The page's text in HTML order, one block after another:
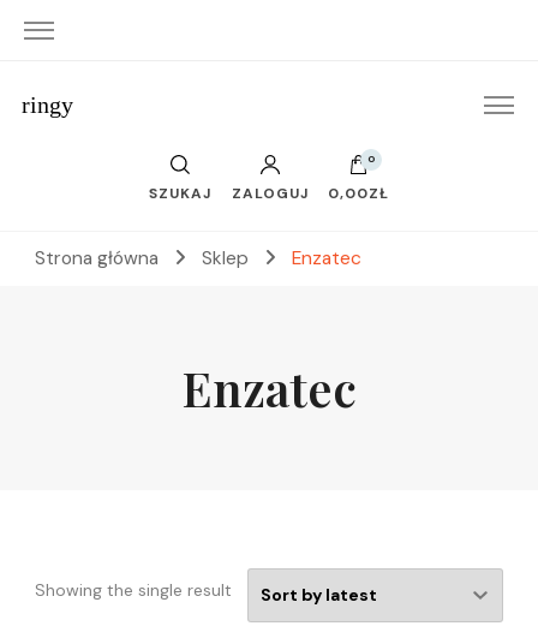
ringy
SZUKAJ ZALOGUJ
0
0,00ZŁ
Strona główna Sklep Enzatec
Enzatec
Showing the single result